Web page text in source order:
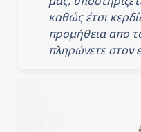
καθώς έτσι
προμήθεια απο
πληρώνετε στον